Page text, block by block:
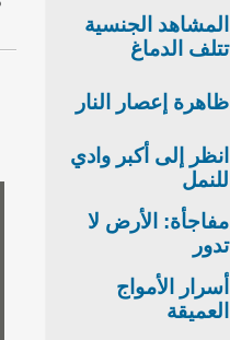
المشاهد الجنسية
تتلف الدماغ
ظاهرة إعصار النار
انظر إلى أكبر وادي
للنمل
مفاجأة: الأرض لا
تدور
أسرار الأمواج
العميقة